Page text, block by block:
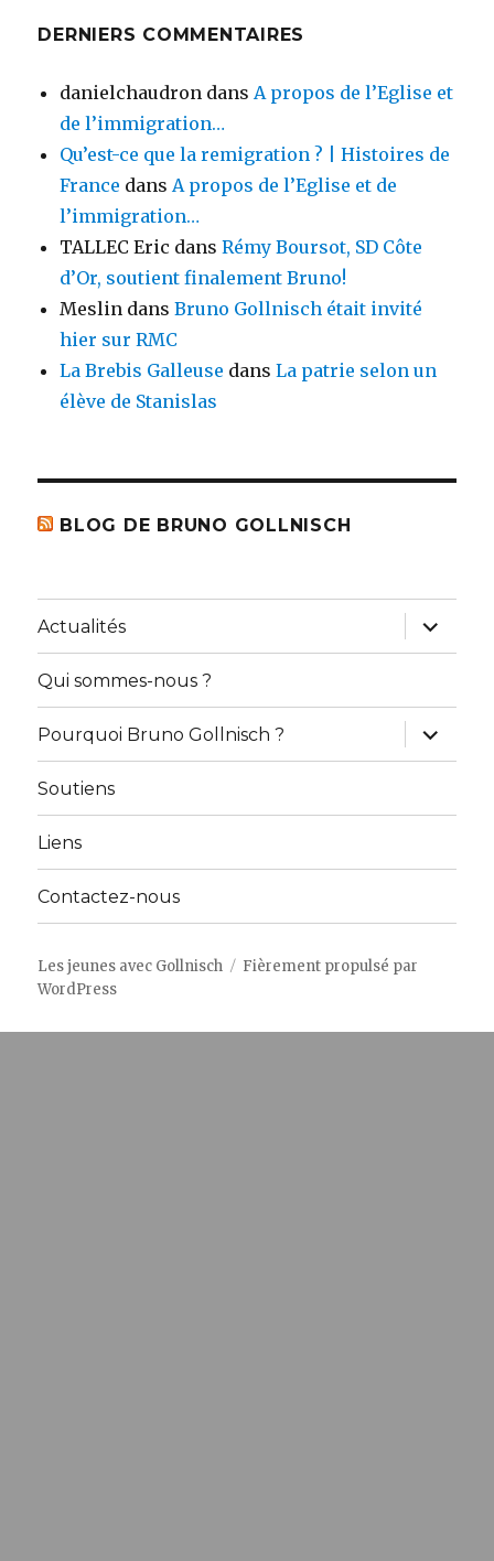
DERNIERS COMMENTAIRES
danielchaudron dansA propos de l’Eglise et
de l’immigration…
Qu’est-ce que la remigration ? | Histoires de
France dansA propos de l’Eglise et de
l’immigration…
TALLEC Eric dansRémy Boursot, SD Côte
d’Or, soutient finalement Bruno!
Meslin dansBruno Gollnisch était invité
hier sur RMC
La Brebis Galleuse dansLa patrie selon un
élève de Stanislas
BLOG DE BRUNO GOLLNISCH
Actualités
ouvrir
le
sous-
Qui sommes-nous ?
Pourquoi Bruno Gollnisch ?
ouvrir
le
sous-
Soutiens
Liens
Contactez-nous
Les jeunes avec Gollnisch
Fièrement propulsé par
WordPress